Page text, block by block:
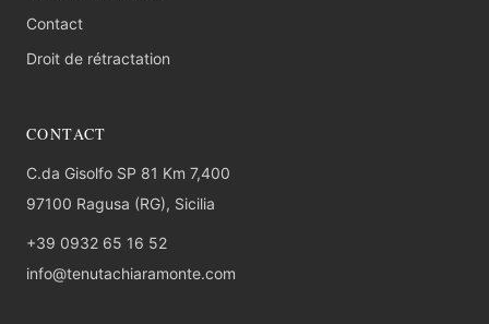
Contact
Droit de rétractation
CONTACT
C.da Gisolfo SP 81 Km 7,400
97100 Ragusa (RG), Sicilia
+39 0932 65 16 52
info@tenutachiaramonte.com